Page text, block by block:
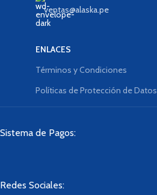
ventas@alaska.pe
ENLACES
Términos y Condiciones
Políticas de Protección de Datos
Sistema de Pagos:
Redes Sociales: